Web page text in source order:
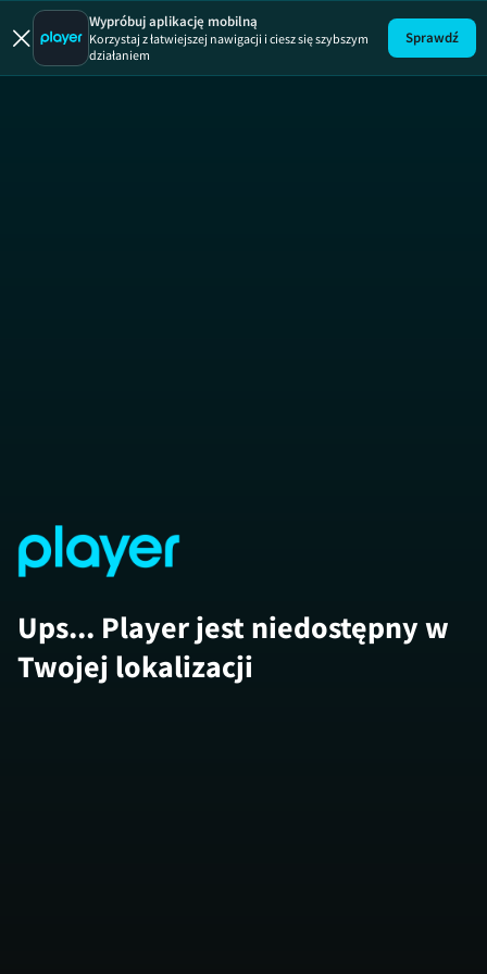
Musisz to
Musisz to mieć,
Wypróbuj aplikację mobilną
Korzystaj z łatwiejszej nawigacji i ciesz się szybszym
działaniem
Sprawdź
Ups... Player jest niedostępny w
Twojej lokalizacji